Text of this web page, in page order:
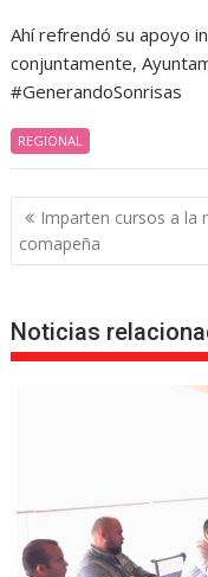
Ahí refrendó su apoyo
conjuntamente,
#GenerandoSonrisas
REGIONAL
Navegación
de
entradas
Imparten cursos a la
comapeña
Noticias